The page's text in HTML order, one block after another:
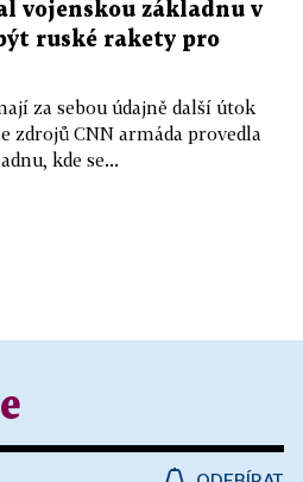
vojenskou základnu v
ruské rakety pro
za sebou údajně další útok
zdrojů CNN armáda provedla
kde se...